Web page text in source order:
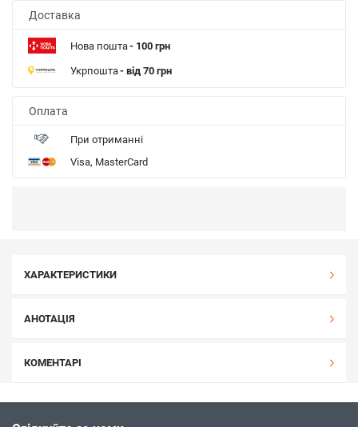
Доставка
Нова пошта- 100 грн
Укрпошта- від 70 грн
Оплата
При отриманні
Visa, MasterCard
ХАРАКТЕРИСТИКИ
АНОТАЦІЯ
КОМЕНТАРІ